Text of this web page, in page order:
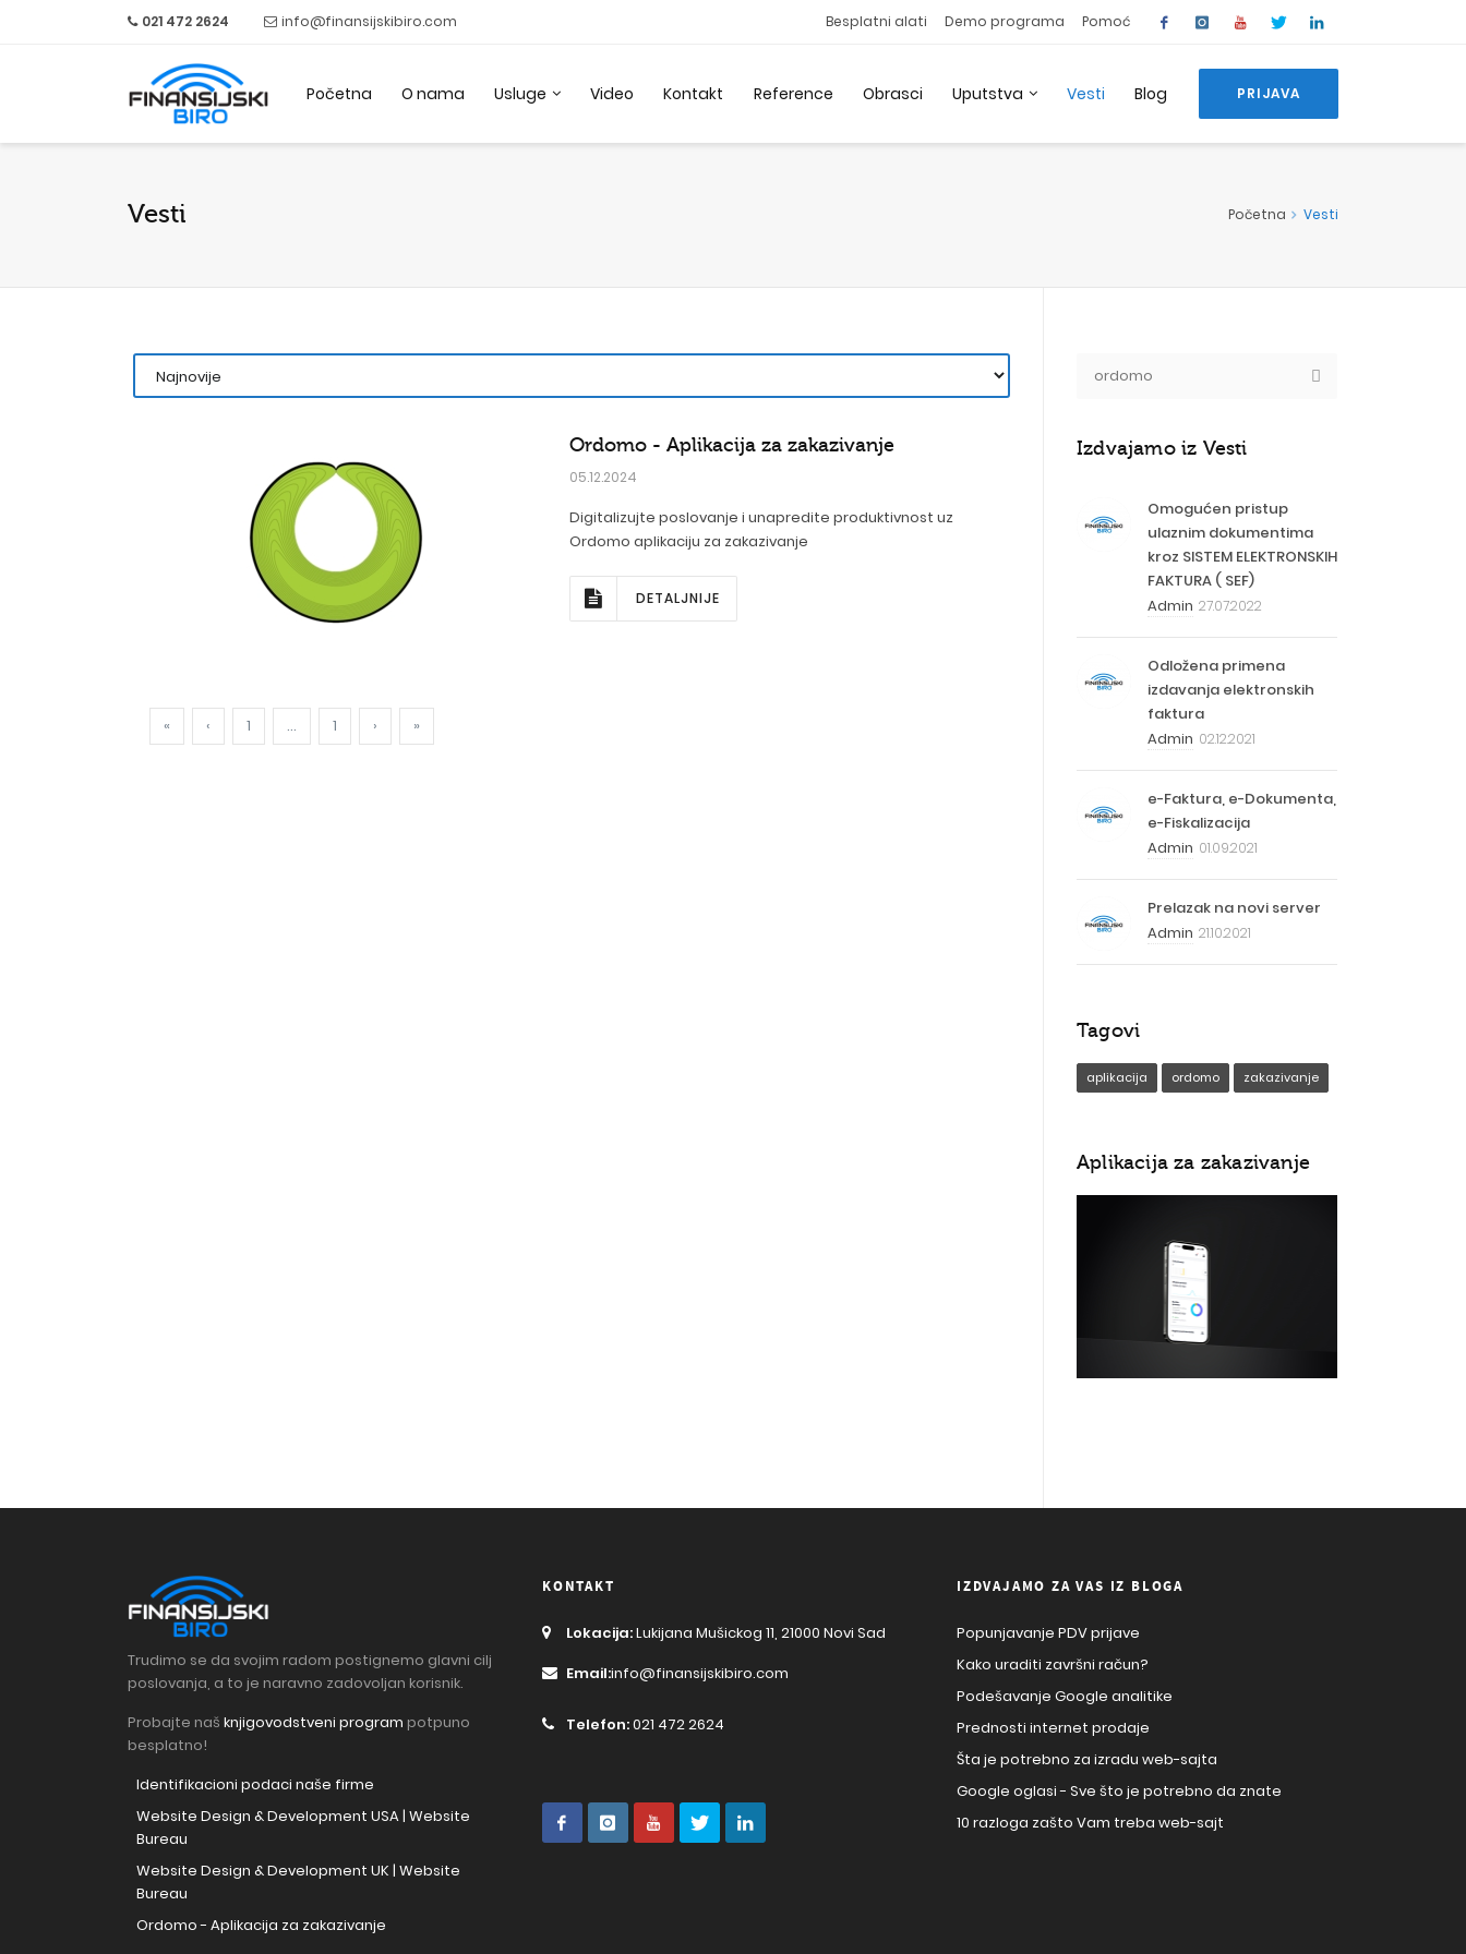
021 472 2624 info@finansijskibiro.com Besplatni alati Demo programa Pomoć
Početna O nama Usluge Video Kontakt Reference Obrasci Uputstva Vesti Blog PRIJAVA
Vesti Početna Vesti
Ordomo - Aplikacija za zakazivanje
05.12.2024
Digitalizujte poslovanje i unapredite produktivnost uz
Ordomo aplikaciju za zakazivanje
DETALJNIJE
« ‹ 1 ... 1 › »
Izdvajamo iz Vesti
Omogućen pristup
ulaznim dokumentima
kroz SISTEM ELEKTRONSKIH
FAKTURA ( SEF)
Admin 27.07.2022
Odložena primena
izdavanja elektronskih
faktura
Admin 02.12.2021
e-Faktura, e-Dokumenta,
e-Fiskalizacija
Admin 01.09.2021
Prelazak na novi server
Admin 21.10.2021
Tagovi
aplikacija ordomo zakazivanje
Aplikacija za zakazivanje
Trudimo se da svojim radom postignemo glavni cilj
poslovanja, a to je naravno zadovoljan korisnik.
Probajte naš knjigovodstveni program potpuno
besplatno!
Identifikacioni podaci naše firme
Website Design & Development USA | Website
Bureau
Website Design & Development UK | Website
Bureau
Ordomo - Aplikacija za zakazivanje
KONTAKT
Lokacija:Lukijana Mušickog 11, 21000 Novi Sad
Email:info@finansijskibiro.com
Telefon:021 472 2624
IZDVAJAMO ZA VAS IZ BLOGA
Popunjavanje PDV prijave
Kako uraditi završni račun?
Podešavanje Google analitike
Prednosti internet prodaje
Šta je potrebno za izradu web-sajta
Google oglasi - Sve što je potrebno da znate
10 razloga zašto Vam treba web-sajt